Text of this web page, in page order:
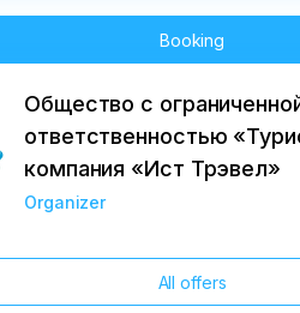
Booking
Общество с
ответственностью
компания «Ист Трэвел»
Organizer
All offers